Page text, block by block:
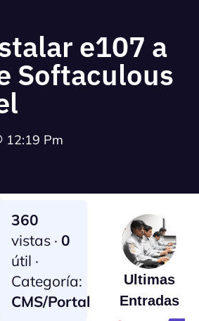
e107 a
Softaculous
12:19 Pm
360
vistas ·0
útil ·
Categoría:
CMS/Portal
Ultimas
Entradas